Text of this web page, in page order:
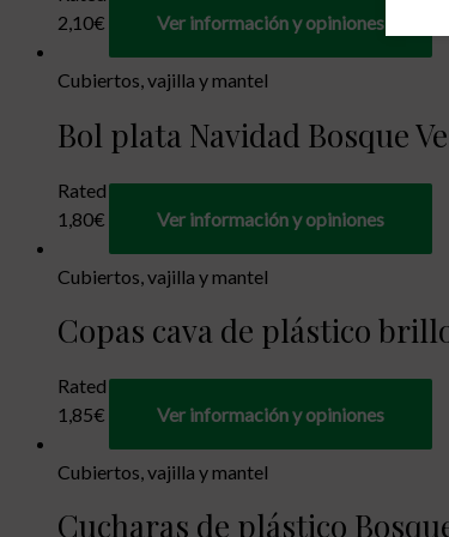
2,10€ Ver información y opiniones
Cubiertos, vajilla y mantel
Bol plata Navidad Bosque
Rated0out of 5
1,80€ Ver información y opiniones
Cubiertos, vajilla y mantel
Copas cava de plástico
Rated0out of 5
1,85€ Ver información y opiniones
Cubiertos, vajilla y mantel
Cucharas de plástico